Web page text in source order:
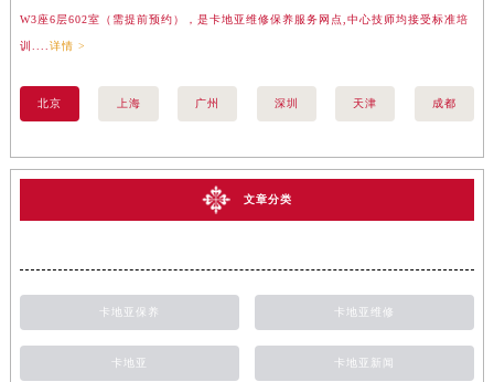
W3座6层602室（需提前预约），是卡地亚维修保养服务网点,中心技师均接受标准培
训.... 详情 >
北京 上海 广州 深圳 天津 成都
文章分类
卡地亚保养 卡地亚维修
卡地亚 卡地亚新闻